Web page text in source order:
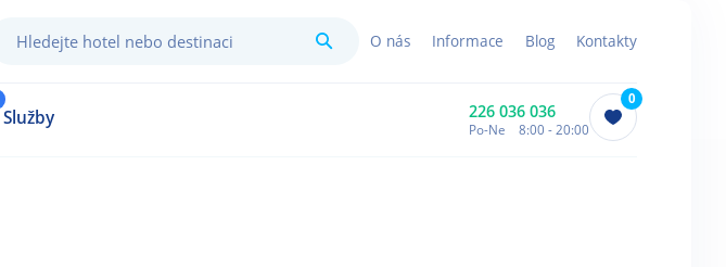
HledatO nás Informace Blog Kontakty
Služby 226 036 036
Po-Ne 8:00 - 20:00
0